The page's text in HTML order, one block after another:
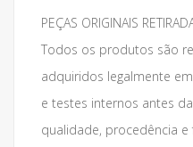
PEÇAS ORIGINAIS
Todos os produtos são
adquiridos legalmente
e testes internos antes
qualidade, procedência